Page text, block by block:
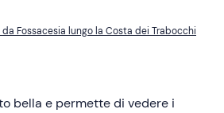
da Fossacesia lungo la Costa dei Trabocchi
bella e permette di vedere i